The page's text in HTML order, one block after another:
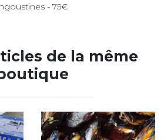
- 75€
de la même